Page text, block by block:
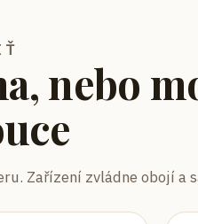
nebo
Zařízení zvládne obojí a